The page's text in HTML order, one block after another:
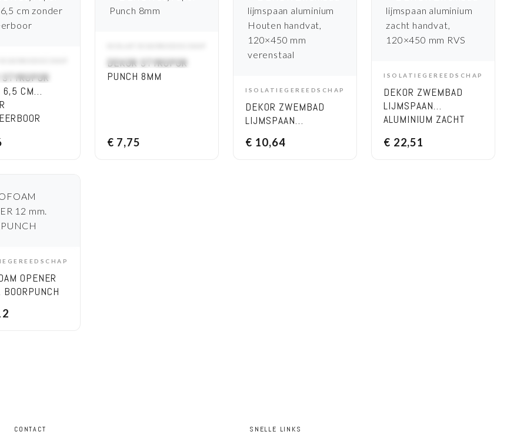
6,5 CM
DEKOR STYROPOR
PUNCH 8MM
€ 7,75
ADD TO CART
ISOLATIEGEREEDSCHAP
DEKOR ZWEMBAD
LIJMSPAAN
HANDVAT, 120×450
€ 10,64
ADD TO CART
ISOLATIEGEREEDSCHAP
DEKOR ZWEMBAD
LIJMSPAAN
ALUMINIUM ZACHT
MM RVS
€ 22,51
TO CART
OPENER
CONTACT SNELLE LINKS